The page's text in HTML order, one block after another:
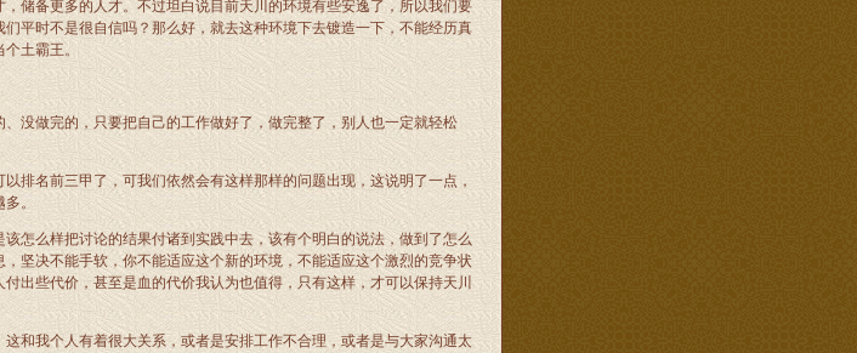
储备更多的人才。不过坦白说目前天川的环境有些安逸了，所以我们要
平时不是很自信吗？那么好，就去这种环境下去镀造一下，不能经历真
土霸王。
没做完的，只要把自己的工作做好了，做完整了，别人也一定就轻松
排名前三甲了，可我们依然会有这样那样的问题出现，这说明了一点，
多。
怎么样把讨论的结果付诸到实践中去，该有个明白的说法，做到了怎么
坚决不能手软，你不能适应这个新的环境，不能适应这个激烈的竞争状
出些代价，甚至是血的代价我认为也值得，只有这样，才可以保持天川
和我个人有着很大关系，或者是安排工作不合理，或者是与大家沟通太